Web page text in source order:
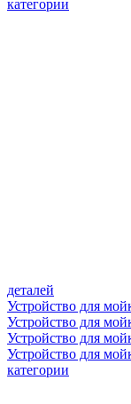
категории
деталей
Устройство для
Устройство для
Устройство для
Устройство для
категории